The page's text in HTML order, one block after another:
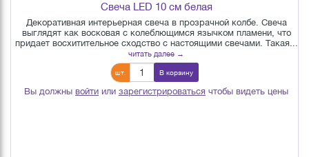
Свеча LED 10 см белая
Декоративная интерьерная свеча в прозрачной колбе. Свеча
выглядят как восковая с колеблющимся язычком пламени, что
придает восхитительное сходство с настоящими свечами. Такая...
читать далее →
шт. В корзину
Вы должны войти или зарегистрироваться чтобы видеть цены